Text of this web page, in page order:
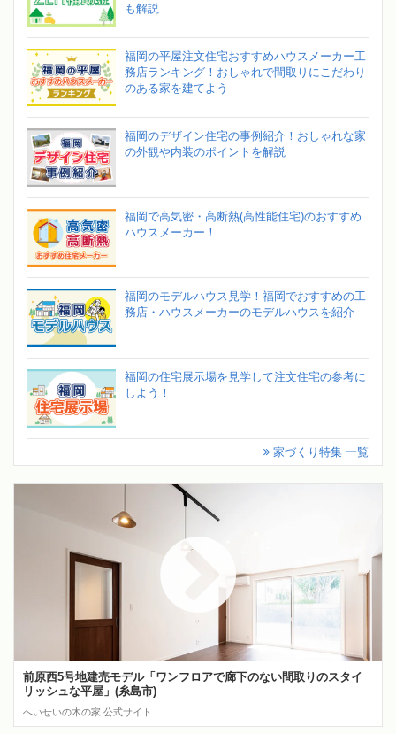
も解説
福岡の平屋注文住宅おすすめハウスメーカー工
務店ランキング！おしゃれで間取りにこだわり
のある家を建てよう
福岡のデザイン住宅の事例紹介！おしゃれな家
の外観や内装のポイントを解説
福岡で高気密・高断熱(高性能住宅)のおすすめ
ハウスメーカー！
福岡のモデルハウス見学！福岡でおすすめの工
務店・ハウスメーカーのモデルハウスを紹介
福岡の住宅展示場を見学して注文住宅の参考に
しよう！
家づくり特集 一覧
前原西5号地建売モデル「ワンフロアで廊下のない間取りのスタイ
リッシュな平屋」(糸島市)
へいせいの木の家 公式サイト